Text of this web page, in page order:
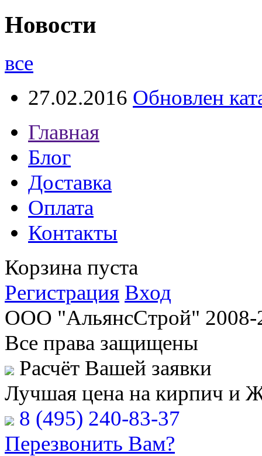
Новости
все
27.02.2016 Обновлен
Главная
Блог
Доставка
Оплата
Контакты
Корзина пуста
Регистрация Вход
ООО "АльянсСтрой" 2008-
Все права защищены
Расчёт Вашей заявки
Лучшая цена на кирпич и
8 (495) 240-83-37
Перезвонить Вам?